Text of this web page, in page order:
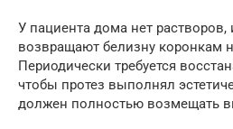
У пациента дома нет
возвращают белизну коронкам
Периодически требуется
чтобы протез выполнял
должен полностью возмещать